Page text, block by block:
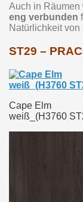
Auch in Räumen
eng verbunden
Natürlichkeit
ST29 –
Cape Elm
weiß_(H3760